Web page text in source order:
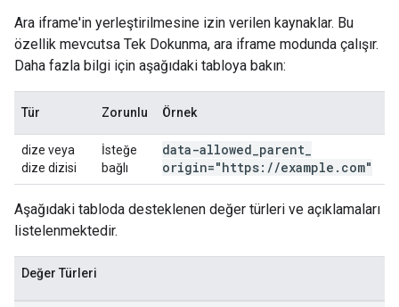
Ara iframe'in yerleştirilmesine izin verilen kaynaklar. Bu
özellik mevcutsa Tek Dokunma, ara iframe modunda çalışır.
Daha fazla bilgi için aşağıdaki tabloya bakın:
Tür Zorunlu Örnek
dize veya
dize dizisi
İsteğe
bağlı
data-allowed parent
origin="https: //example . com"
Aşağıdaki tabloda desteklenen değer türleri ve açıklamaları
listelenmektedir.
Değer Türleri